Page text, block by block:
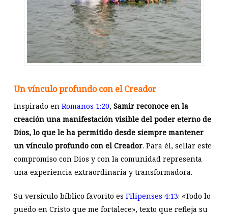
Un vínculo profundo con el Creador
Inspirado en Romanos 1:20, Samir reconoce en la
creación una manifestación visible del poder eterno de
Dios, lo que le ha permitido desde siempre mantener
un vínculo profundo con el Creador. Para él, sellar este
compromiso con Dios y con la comunidad representa
una experiencia extraordinaria y transformadora.
Su versículo bíblico favorito es Filipenses 4:13: «Todo lo
puedo en Cristo que me fortalece», texto que refleja su